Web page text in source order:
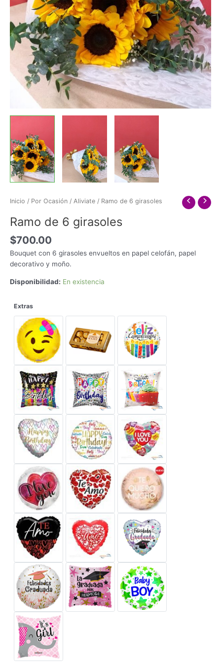
Inicio / Por Ocasión / Aliviate / Ramo de 6 girasoles
Ramo de 6 girasoles
$700.00
Bouquet con 6 girasoles envueltos en papel celofán, papel
decorativo y moño.
Disponibilidad: En existencia
Extras